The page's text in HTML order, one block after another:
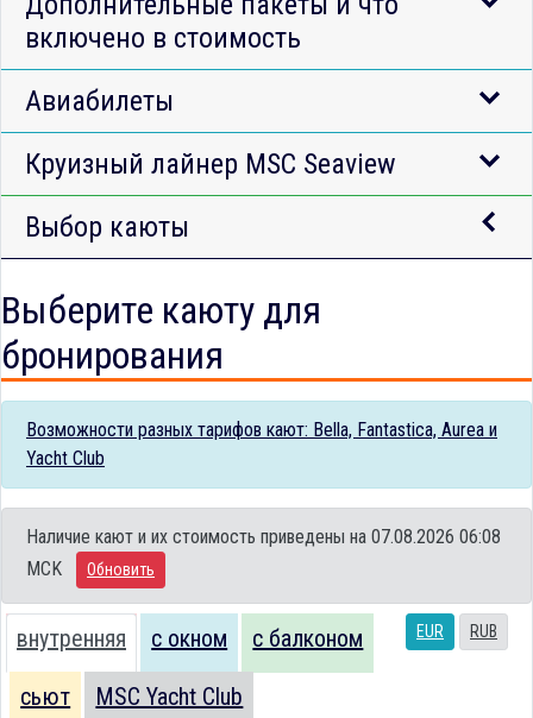
включено в стоимость
Авиабилеты
Круизный лайнер MSC Seaview
Выбор каюты
Выберите каюту для
бронирования
Возможности разных тарифов кают: Bella, Fantastica, Aurea и
Yacht Club
Наличие кают и их стоимость приведены на 07.08.2026 06:08
MCK
Обновить
EUR RUB
внутренняя с окном с балконом
сьют MSC Yacht Club